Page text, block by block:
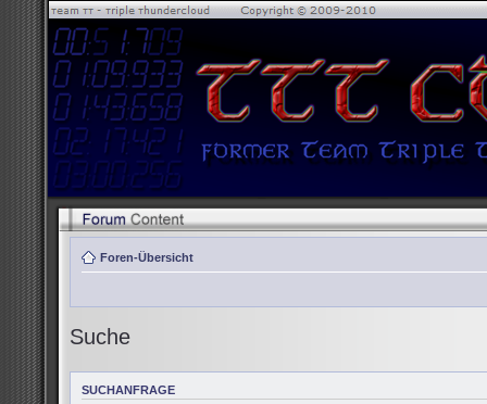
Foren-Übersicht
Suche
SUCHANFRAGE